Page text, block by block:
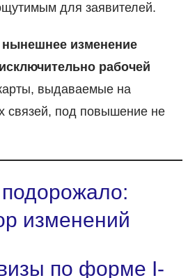
для заявителей.
нынешнее изменение
рабочей
выдаваемые на
связей, под повышение не
изменений
по форме I-